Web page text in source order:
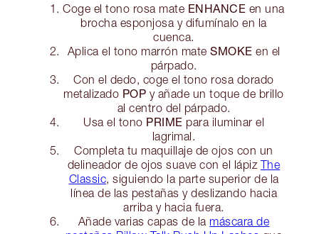
Coge el tono rosa mate ENHANCE en una
brocha esponjosa y difumínalo en la
cuenca.
Aplica el tono marrón mate SMOKE en el
párpado.
Con el dedo, coge el tono rosa dorado
metalizado POP y añade un toque de brillo
al centro del párpado.
Usa el tono PRIME para iluminar el
lagrimal.
Completa tu maquillaje de ojos con un
delineador de ojos suave con el lápiz The
Classic, siguiendo la parte superior de la
línea de las pestañas y deslizando hacia
arriba y hacia fuera.
Añade varias capas de la máscara de